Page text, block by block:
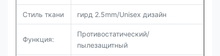
Стиль ткани гирд 2.5mm/Unisex дизайн
Функция:
Противостатический/
пылезащитный